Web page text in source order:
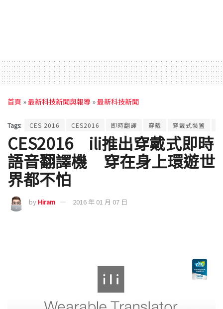
首頁 »最新科技新聞與報導 »最新科技新聞
Tags: CES 2016 CES2016 即時翻譯 穿戴 穿戴式裝置
CES2016 ili推出穿戴式即時
語音翻譯機 穿在身上環遊世
界都不怕
byHiram 2016 年 01 月 07 日